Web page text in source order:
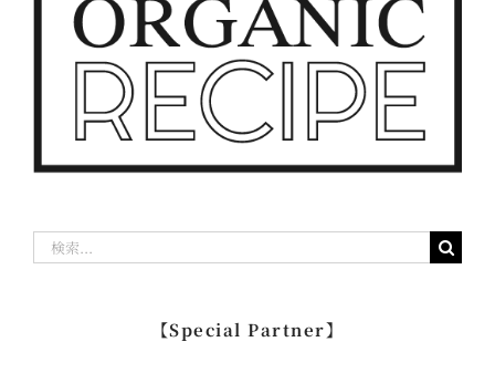
【Special Partner】